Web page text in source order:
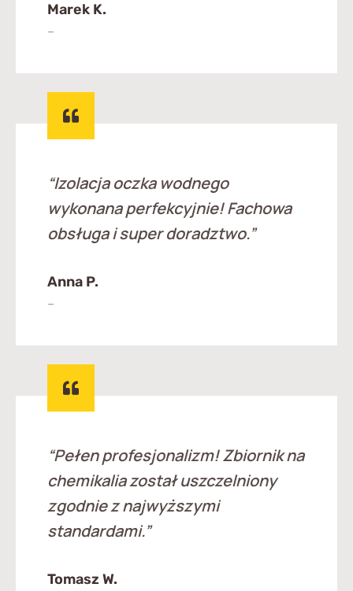
Marek K.
–
“Izolacja oczka wodnego
wykonana perfekcyjnie! Fachowa
obsługa i super doradztwo.”
Anna P.
–
“Pełen profesjonalizm! Zbiornik na
chemikalia został uszczelniony
zgodnie z najwyższymi
standardami.”
Tomasz W.